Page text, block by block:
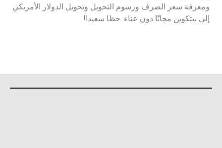
ومعرفة سعر الصرف ورسوم التحويل وتحويل الدولار الأمريكي
إلى بيتكوين مجانًا دون عناء. حظا سعيدا!